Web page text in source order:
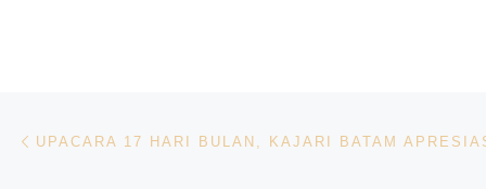
Navigasi pos